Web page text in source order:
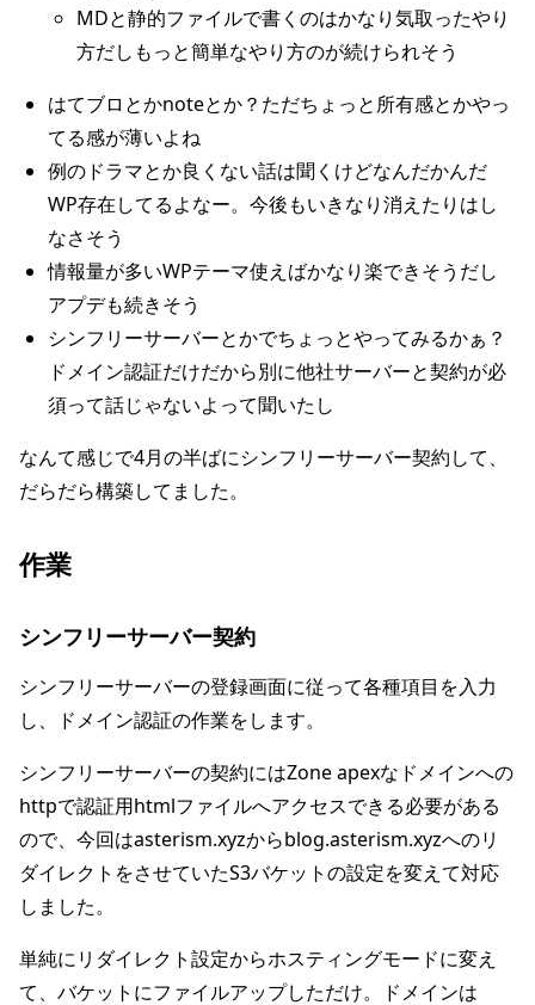
MDと静的ファイルで書くのはかなり気取ったやり
方だしもっと簡単なやり方のが続けられそう
はてブロとかnoteとか？ただちょっと所有感とかやっ
てる感が薄いよね
例のドラマとか良くない話は聞くけどなんだかんだ
WP存在してるよなー。今後もいきなり消えたりはし
なさそう
情報量が多いWPテーマ使えばかなり楽できそうだし
アプデも続きそう
シンフリーサーバーとかでちょっとやってみるかぁ？
ドメイン認証だけだから別に他社サーバーと契約が必
須って話じゃないよって聞いたし
なんて感じで4月の半ばにシンフリーサーバー契約して、
だらだら構築してました。
作業
シンフリーサーバー契約
シンフリーサーバーの登録画面に従って各種項目を入力
し、ドメイン認証の作業をします。
シンフリーサーバーの契約にはZone apexなドメインへの
httpで認証用htmlファイルへアクセスできる必要がある
ので、今回はasterism.xyzからblog.asterism.xyzへのリ
ダイレクトをさせていたS3バケットの設定を変えて対応
しました。
単純にリダイレクト設定からホスティングモードに変え
て、バケットにファイルアップしただけ。ドメインは